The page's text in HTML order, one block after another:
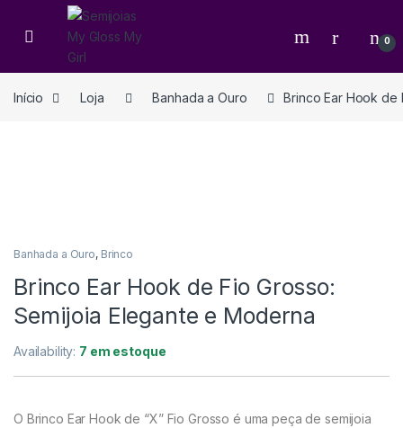
0
Início Loja Banhada a Ouro Brinco Ear Hook de
Banhada a Ouro, Brinco
Brinco Ear Hook de Fio Grosso:
Semijoia Elegante e Moderna
Availability: 7 em estoque
O Brinco Ear Hook de “X” Fio Grosso é uma peça de semijoia